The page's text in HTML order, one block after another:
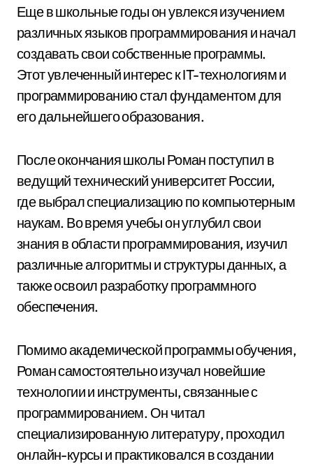
Еще в школьные годы он увлекся изучением
различных языков программирования и начал
создавать свои собственные программы.
Этот увлеченный интерес к IT-технологиям и
программированию стал фундаментом для
его дальнейшего образования.
После окончания школы Роман поступил в
ведущий технический университет России,
где выбрал специализацию по компьютерным
наукам. Во время учебы он углубил свои
знания в области программирования, изучил
различные алгоритмы и структуры данных, а
также освоил разработку программного
обеспечения.
Помимо академической программы обучения,
Роман самостоятельно изучал новейшие
технологии и инструменты, связанные с
программированием. Он читал
специализированную литературу, проходил
онлайн-курсы и практиковался в создании